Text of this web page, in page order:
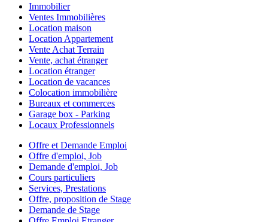
Immobilier
Ventes Immobilières
Location maison
Location Appartement
Vente Achat Terrain
Vente, achat étranger
Location étranger
Location de vacances
Colocation immobilière
Bureaux et commerces
Garage box - Parking
Locaux Professionnels
Offre et Demande Emploi
Offre d'emploi, Job
Demande d'emploi, Job
Cours particuliers
Services, Prestations
Offre, proposition de Stage
Demande de Stage